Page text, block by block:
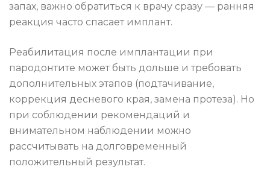
запах, важно обратиться к врачу сразу — ранняя
реакция часто спасает имплант.
Реабилитация после имплантации при
пародонтите может быть дольше и требовать
дополнительных этапов (подтачивание,
коррекция десневого края, замена протеза). Но
при соблюдении рекомендаций и
внимательном наблюдении можно
рассчитывать на долговременный
положительный результат.